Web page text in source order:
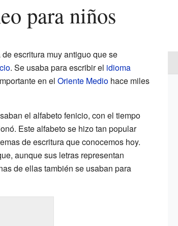
para niños
escritura muy antiguo que se
. Se usaba para escribir el idioma
en el Oriente Mediohace miles
el alfabeto fenicio, con el tiempo
Este alfabeto se hizo tan popular
de escritura que conocemos hoy.
aunque sus letras representan
de ellas también se usaban para